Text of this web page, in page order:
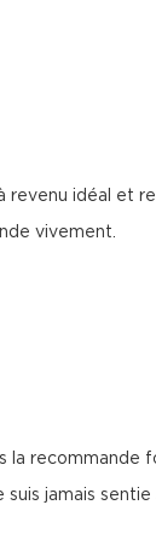
idéal et
vivement.
jamais